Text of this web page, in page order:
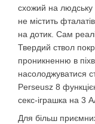
схожий на людську
не містить
на дотик. Сам
Твердий ствол
проникненню в
насолоджуватися
Perseusz 8
секс-іграшка на 3
Для більш